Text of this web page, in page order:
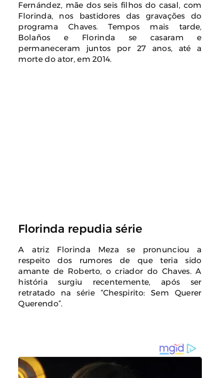
Fernández, mãe dos seis filhos do casal, com
Florinda, nos bastidores das gravações do
programa Chaves. Tempos mais tarde,
Bolaños e Florinda se casaram e
permaneceram juntos por 27 anos, até a
morte do ator, em 2014.
Florinda repudia série
A atriz Florinda Meza se pronunciou a
respeito dos rumores de que teria sido
amante de Roberto, o criador do Chaves. A
história surgiu recentemente, após ser
retratado na série “Chespirito: Sem Querer
Querendo”.